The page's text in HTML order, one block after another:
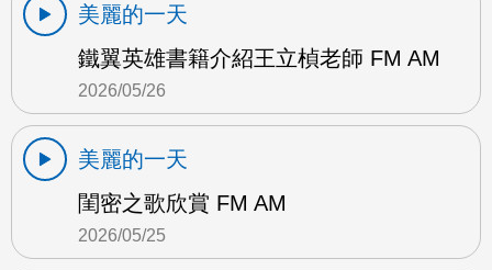
美麗的一天
鐵翼英雄書籍介紹王立楨老師 FM AM
2026/05/26
美麗的一天
閨密之歌欣賞 FM AM
2026/05/25